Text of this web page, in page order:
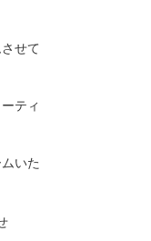
せて
ティ
いた